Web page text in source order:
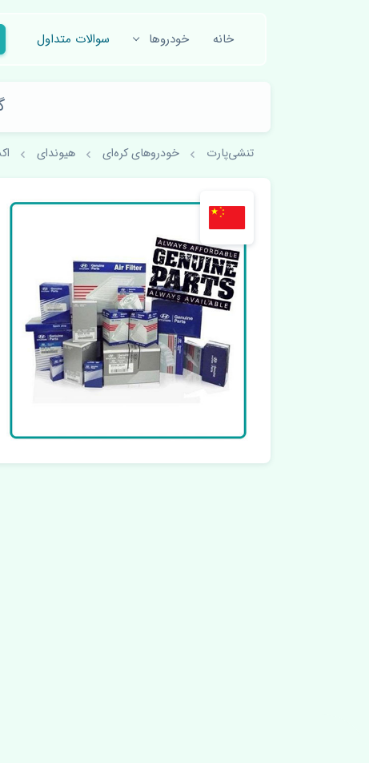
خانه خودروها سوالات متداول
تنشی‌پارت خودروهای کره‌ای هیوندای